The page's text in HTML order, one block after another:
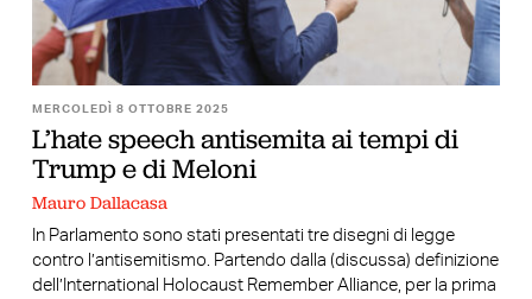
MERCOLEDÌ 8 OTTOBRE 2025
L’hate speech antisemita ai tempi di
Trump e di Meloni
Mauro Dallacasa
In Parlamento sono stati presentati tre disegni di legge
contro l’antisemitismo. Partendo dalla (discussa) definizione
dell’International Holocaust Remember Alliance, per la prima